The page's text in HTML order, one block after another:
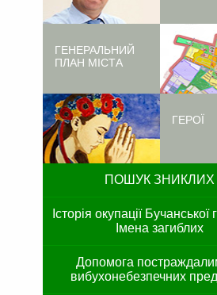
ГЕНЕРАЛЬНИЙ
ПЛАН МІСТА
ГЕРОЇ
ПОШУК ЗНИКЛИХ
Історія окупації
Імена загиблих
Допомога
вибухонебезпечних